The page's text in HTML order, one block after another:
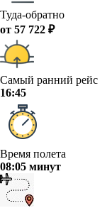
Туда-обратно
от 57 722 ₽
Самый ранний рейс
16:45
Время полета
08:05 минут